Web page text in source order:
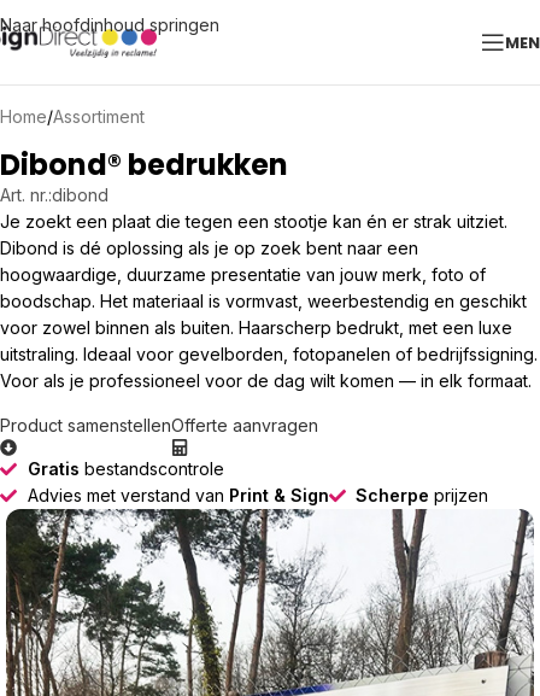
Naar hoofdinhoud springen
Home/Assortiment
Dibond® bedrukken
Art. nr.:dibond
Je zoekt een plaat die tegen een stootje kan én er strak uitziet.
Dibond is dé oplossing als je op zoek bent naar een
hoogwaardige, duurzame presentatie van jouw merk, foto of
boodschap. Het materiaal is vormvast, weerbestendig en geschikt
voor zowel binnen als buiten. Haarscherp bedrukt, met een luxe
uitstraling. Ideaal voor gevelborden, fotopanelen of bedrijfssigning.
Voor als je professioneel voor de dag wilt komen — in elk formaat.
Product samenstellenOfferte aanvragen
Gratis bestandscontrole
Advies met verstand van Print & Sign Scherpe prijzen